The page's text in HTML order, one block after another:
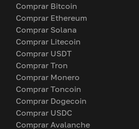
Comprar Bitcoin
Comprar Ethereum
Comprar Solana
Comprar Litecoin
Comprar USDT
Comprar Tron
Comprar Monero
Comprar Toncoin
Comprar Dogecoin
Comprar USDC
Comprar Avalanche